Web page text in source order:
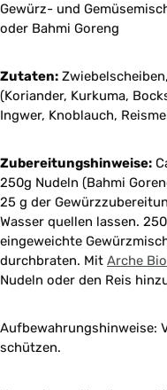
Gewürz- und
oder Bahmi Goreng
Zutaten:
(Koriander, Kurkuma,
Ingwer, Knoblauch,
Zubereitungshinweise:
250g Nudeln (Bahmi
25 g der
Wasser quellen lassen.
eingeweichte
durchbraten. Mit Arche
Nudeln oder den Reis
Aufbewahrungshinweise:
schützen.